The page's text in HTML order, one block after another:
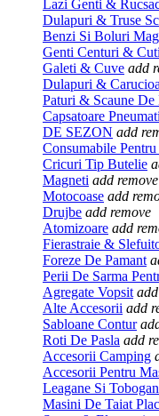
Lazi Genti &
Dulapuri & Truse
Benzi Si Boluri
Genti Centuri &
Galeti & Cuve add
Dulapuri &
Paturi & Scaune De
Capsatoare
DE SEZON add
Consumabile
Cricuri Tip Butelie
Magneti add remove
Motocoase add
Drujbe add remove
Atomizoare add
Fierastraie &
Foreze De Pamant
Perii De Sarma
Agregate Vopsit add
Alte Accesorii add
Sabloane Contur
Roti De Pasla add
Accesorii Camping
Accesorii Pentru
Leagane Si
Masini De Taiat